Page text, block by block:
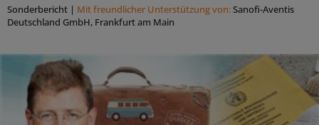
Sonderbericht | Mit freundlicher Unterstützung von:Sanofi-Aventis
Deutschland GmbH, Frankfurt am Main